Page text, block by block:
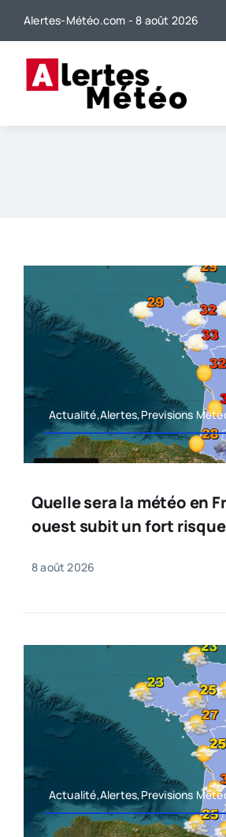
contenu
Alertes-Météo.com - 8 août 2026
Actualité,Alertes,Previsions
Quelle sera la météo en
ouest subit un fort risque
8 août 2026
Actualité,Alertes,Previsions